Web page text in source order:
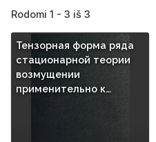
Rodomi 1 - 3 iš 3
Тензорная форма ряда
стационарной теории
возмущении
применительно к…